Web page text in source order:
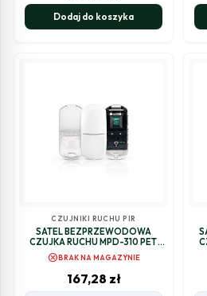
Dodaj do koszyka
CZUJNIKI RUCHU PIR
SATEL BEZPRZEWODOWA
CZUJKA RUCHU MPD-310 PET
(BEZ UCHWYTU)
cancelBRAK NA MAGAZYNIE
167,28 zł